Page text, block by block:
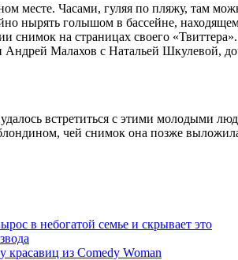
месте. Часами, гуляя по пляжу, там
нырять голышом в бассейне,
на страницах своего
Малахов с Натальей Шкулевой,
встретиться с этими молодыми
чей снимок она позже
в небогатой семье и скрывает это
красавиц из Comedy Woman